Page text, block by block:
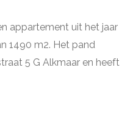
appartement uit het jaar
1490 m2. Het pand
5 G Alkmaar en heeft